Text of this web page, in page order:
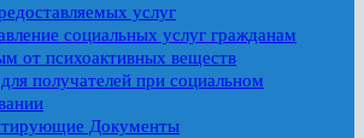
услуг
социальных услуг гражданам
от психоактивных веществ
получателей при социальном
Документы